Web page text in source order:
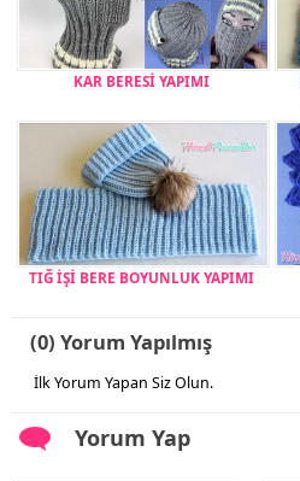
KAR BERESİ YAPIMI
TIĞ İŞİ BERE BOYUNLUK YAPIMI
(0) Yorum Yapılmış
İlk Yorum Yapan Siz Olun.
Yorum Yap